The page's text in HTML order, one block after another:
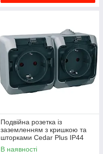
Подвійна розетка із
заземленням з кришкою та
шторками Cedar Plus IP44
сірий WDE000625
В наявності